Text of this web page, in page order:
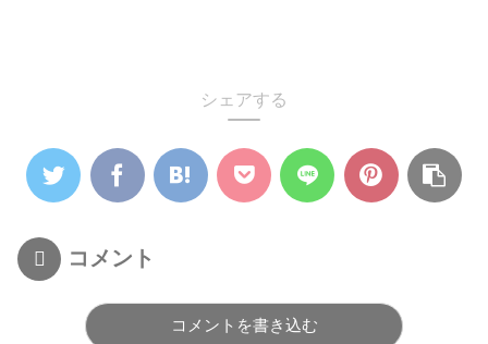
シェアする
コメント
コメントを書き込む